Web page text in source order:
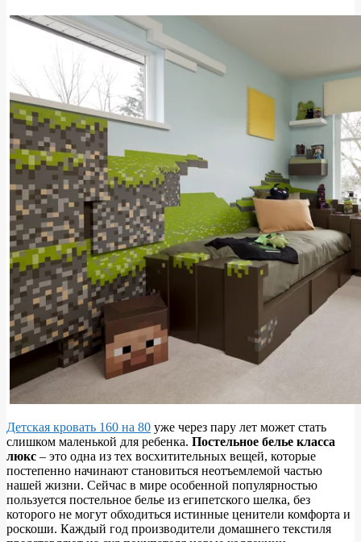
Детская кровать 160 на 80 уже через пару лет может стать
слишком маленькой для ребенка. Постельное белье класса
люкс – это одна из тех восхитительных вещей, которые
постепенно начинают становиться неотъемлемой частью
нашей жизни. Сейчас в мире особенной популярностью
пользуется постельное белье из египетского шелка, без
которого не могут обходиться истинные ценители комфорта и
роскоши. Каждый год производители домашнего текстиля